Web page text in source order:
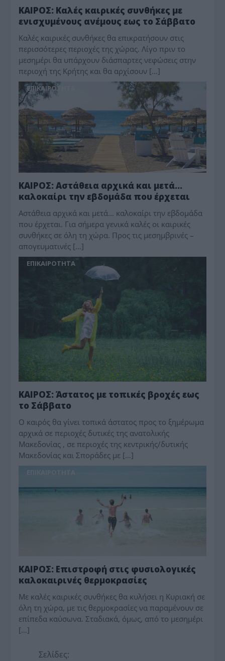
ΚΑΙΡΟΣ: Καλές καιρικές συνθήκες με
ενισχυμένους ανέμους εως το Σάββατο
Καλές καιρικές συνθήκες θα επικρατήσουν στις
περισσότερες περιοχές της χώρας. Λίγο πριν το
μεσημέρι θα υπάρχουν διάσπαρτες νεφώσεις στην
περιοχή της Κρήτης και θα αρχίσουν […]
ΕΠΙΚΑΙΡΟΤΗΤΑ
ΚΑΙΡΟΣ: Αστάθεια αρχικά και μετά…
καλοκαίρι την εβδομάδα που έρχεται
Αστάθεια αρχικά και μετά… καλοκαίρι την εβδομάδα
που έρχεται. Για σήμερα γενικά καλές οι καιρικές
συνθήκες σε όλη τη χώρα. Προς τις μεσημβρινές –
απογευματινές […]
ΕΠΙΚΑΙΡΟΤΗΤΑ
ΚΑΙΡΟΣ: Άστατος με τοπικές βροχές εως
το Σάββατο
Ο καιρός θα γίνει τοπικά άστατος προς το ξημέρωμα
αρχικά σε περιοχές δυτικές της ανατολικής
Μακεδονίας , σε περιοχές της κεντρικής/δυτικής
Μακεδονίας και Σποράδες με […]
ΕΠΙΚΑΙΡΟΤΗΤΑ
ΚΑΙΡΟΣ: Επιστροφή στις φυσιολογικές
καλοκαιρινές θερμοκρασίες
Με καλές καιρικές συνθήκες θα κυλήσει η Κυριακή σε
όλη τη χώρα, με τις θερμοκρασίες να παραμένουν σε
επίπεδα καύσωνα. Σταδιακά, όμως, από το μεσημέρι
[…]
Σελίδες: